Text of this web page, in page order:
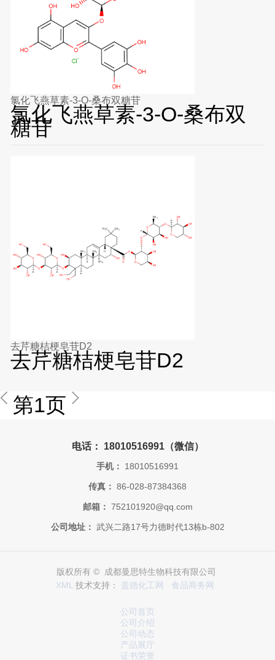
氯化飞燕草素-3-O-桑布双糖苷
氯化飞燕草素-3-O-桑布双
糖苷
去芹糖桔梗皂苷D2
去芹糖桔梗皂苷D2
第1页
电话： 18010516991（微信）
手机： 18010516991
传真： 86-028-87384368
邮箱： 752101920@qq.com
公司地址： 武兴二路17号力德时代13栋b-802
版权所有 © 成都曼思特生物科技有限公司
XML 技术支持： 盖德化工网 食品商务网
公司首页
公司介绍
公司动态
产品展厅
证书荣誉